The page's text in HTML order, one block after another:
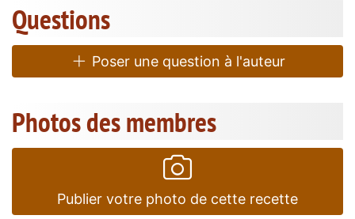
Questions
Poser une question à l'auteur
Photos des membres
Publier votre photo de cette recette